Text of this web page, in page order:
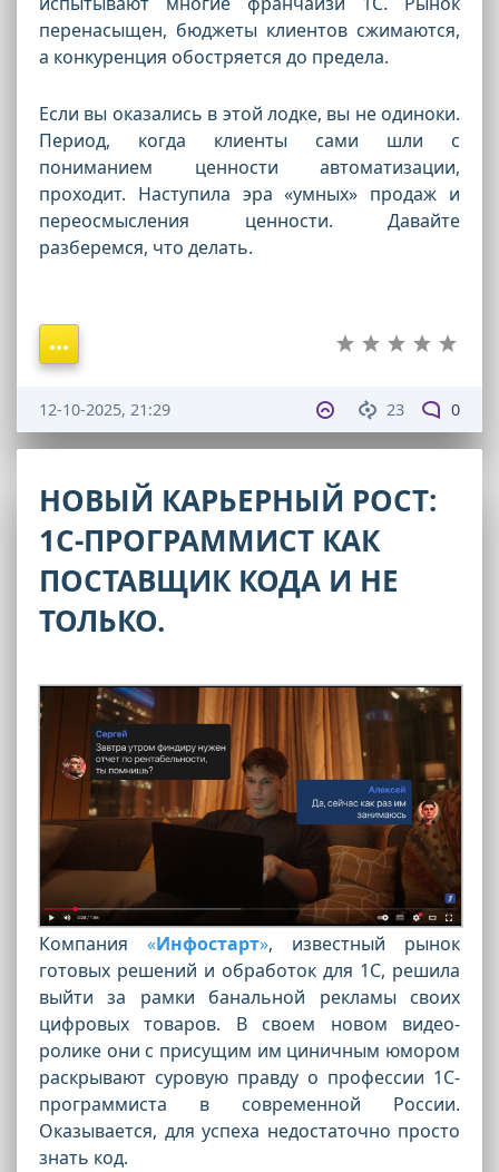
перенасыщен, бюджеты клиентов сжимаются,
а конкуренция обостряется до предела.
Если вы оказались в этой лодке, вы не одиноки.
Период, когда клиенты сами шли с
пониманием ценности автоматизации,
проходит. Наступила эра «умных» продаж и
переосмысления ценности. Давайте
разберемся, что делать.
23 0
12-10-2025, 21:29
НОВЫЙ КАРЬЕРНЫЙ РОСТ:
1С-ПРОГРАММИСТ КАК
ПОСТАВЩИК КОДА И НЕ
ТОЛЬКО.
Компания «Инфостарт», известный рынок
готовых решений и обработок для 1С, решила
выйти за рамки банальной рекламы своих
цифровых товаров. В своем новом видео-
ролике они с присущим им циничным юмором
раскрывают суровую правду о профессии 1С-
программиста в современной России.
Оказывается, для успеха недостаточно просто
знать код.